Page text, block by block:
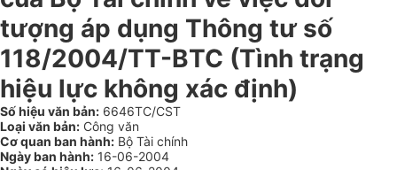
tượng áp dụng Thông tư số
118/2004/TT-BTC (Tình trạng
hiệu lực không xác định)
Số hiệu văn bản: 6646TC/CST
Loại văn bản: Công văn
Cơ quan ban hành: Bộ Tài chính
Ngày ban hành: 16-06-2004